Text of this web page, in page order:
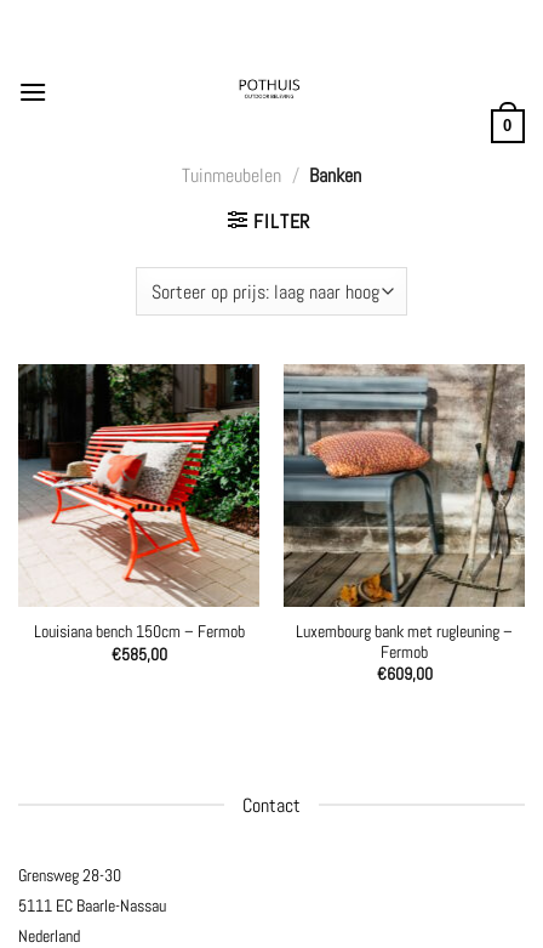
0
Tuinmeubelen / Banken
FILTER
Louisiana bench 150cm – Fermob
€585,00
Luxembourg bank met rugleuning –
Fermob
€609,00
Contact
Grensweg 28-30
5111 EC Baarle-Nassau
Nederland